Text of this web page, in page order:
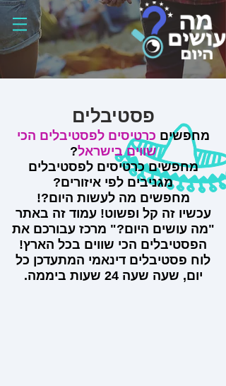
פסטיבלים
מחפשים כרטיסים לפסטיבלים הכי
שווים בישראל?
מחפשים כרטיסים לפסטיבלים
מגניבים לפי איזורים?
מחפשים מה לעשות היום?!
עכשיו זה קל ופשוט! עמוד זה באתר
"מה עושים היום?" מרכז עבורכם את
הפסטיבלים הכי שווים בכל הארץ!
לוח פסטיבלים דינאמי המתעדכן כל
יום, שעה שעה 24 שעות ביממה.